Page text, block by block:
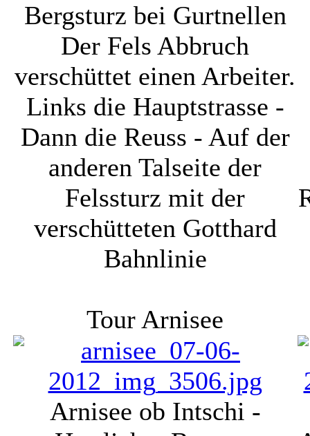
Bergsturz bei Gurtnellen
Der Fels Abbruch
verschüttet einen Arbeiter.
Links die Hauptstrasse -
Dann die Reuss - Auf der
anderen Talseite der
Felssturz mit der
verschütteten Gotthard
Bahnlinie
Tour Arnisee
Arnisee ob Intschi -